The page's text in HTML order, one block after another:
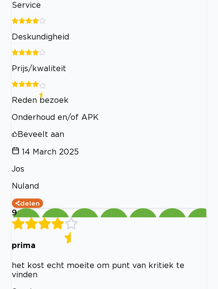
Service
Deskundigheid
Prijs/kwaliteit
Reden bezoek
Onderhoud en/of APK
Beveelt aan
14 March 2025
Jos
Nuland
delen
9
prima
het kost echt moeite om punt van kritiek te
vinden